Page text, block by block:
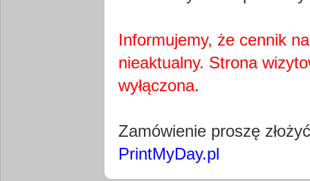
Informujemy, że cennik
nieaktualny. Strona
wyłączona.
Zamówienie proszę
PrintMyDay.pl